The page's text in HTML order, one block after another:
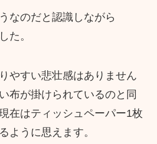
なのだと認識しながら
た。
やすい悲壮感はありません
布が掛けられているのと同
在はティッシュペーパー1枚
ように思えます。